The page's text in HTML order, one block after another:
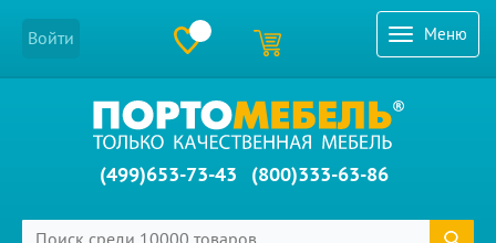
Меню
Войти
(499)653-73-43 (800)333-63-86